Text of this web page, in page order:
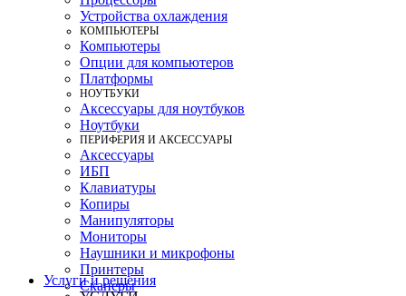
Устройства охлаждения
КОМПЬЮТЕРЫ
Компьютеры
Опции для компьютеров
Платформы
НОУТБУКИ
Аксессуары для ноутбуков
Ноутбуки
ПЕРИФЕРИЯ И АКСЕССУАРЫ
Аксессуары
ИБП
Клавиатуры
Копиры
Манипуляторы
Мониторы
Наушники и микрофоны
Принтеры
Сканеры
Услуги и решения